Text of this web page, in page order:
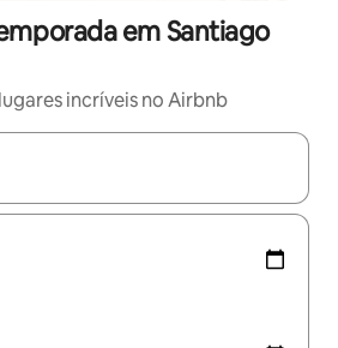
em Santiago
incríveis no Airbnb
estiverem disponíveis, explore-os